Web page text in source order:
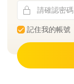
記住我的帳號